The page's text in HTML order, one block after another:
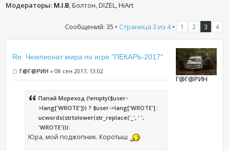
Модераторы: M.I.B, Болтон, DIZEL, HiArt
Сообщений: 35 • Страница 3 из 4• 1 2 3 4
Re: Чемпионат мира по игре "ПЕКАРЬ-2017"
Г@Г@РИН » 08 сен 2017, 13:02
Папай Мореход (!empty($user-
>lang['WROTE'])) ? $user->lang['WROTE'] :
ucwords(strtolower(str_replace('_', ' ',
'WROTE'))):
Юра, мой поджопник. Коротыш
Г@Г@РИН